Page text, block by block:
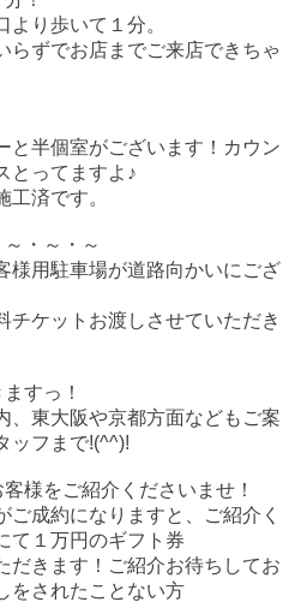
り歩いて１分。
ずでお店までご来店できちゃ
と半個室がござい ます！カウン
とってますよ♪
済です。
・～・～
用駐車場が道路向かいにござ
ケットお渡しさせていただき
すっ！
東大阪や京都方面などもご案
ッフまで!(^^)!
様をご紹介くださいませ！
成約になりますと、ご紹介く
て１万円のギフト券
きます！ご紹介お待ちしてお
探しをされたことない方